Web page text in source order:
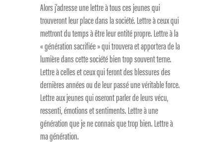
Alors j’adresse une lettre à tous ces jeunes qui
trouveront leur place dans la société. Lettre à ceux qui
mettront du temps à être leur entité propre. Lettre à la
« génération sacrifiée » qui trouvera et apportera de la
lumière dans cette société bien trop souvent terne.
Lettre à celles et ceux qui feront des blessures des
dernières années ou de leur passé une véritable force.
Lettre aux jeunes qui oseront parler de leurs vécu,
ressenti, émotions et sentiments. Lettre à une
génération que je ne connais que trop bien. Lettre à
ma génération.